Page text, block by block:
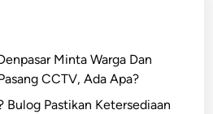
Minta Warga Dan
CCTV, Ada Apa?
Bulog Pastikan Ketersediaan